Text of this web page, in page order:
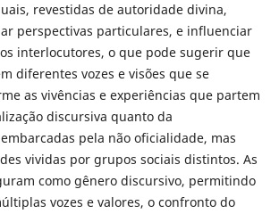
revestidas de autoridade divina,
perspectivas particulares, e influenciar
interlocutores, o que pode sugerir que
diferentes vozes e visões que se
as vivências e experiências que partem
discursiva quanto da
pela não oficialidade, mas
vividas por grupos sociais distintos. As
como gênero discursivo, permitindo
vozes e valores, o confronto do